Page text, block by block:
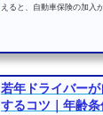
えると、自動車保険の加入
若年ドライバー
するコツ｜年齢